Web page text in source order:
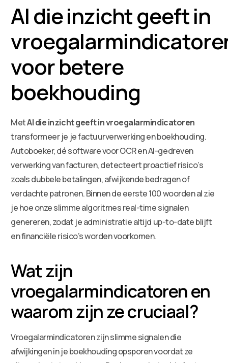
AI die inzicht geeft in
voor betere
boekhouding
MetAI die inzicht geeft in vroegalarmindicatoren
transformeer je je factuurverwerking en boekhouding.
Autoboeker, dé software voor OCR en AI-gedreven
verwerking van facturen, detecteert proactief risico’s
zoals dubbele betalingen, afwijkende bedragen of
verdachte patronen. Binnen de eerste 100 woorden al zie
je hoe onze slimme algoritmes real-time signalen
genereren, zodat je administratie altijd up-to-date blijft
en financiële risico’s worden voorkomen.
Wat zijn
vroegalarmindicatoren en
waarom zijn ze cruciaal?
Vroegalarmindicatoren zijn slimme signalen die
afwijkingen in je boekhouding opsporen voordat ze